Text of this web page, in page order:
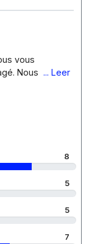
vous
Nous ... Leer
8
5
5
7